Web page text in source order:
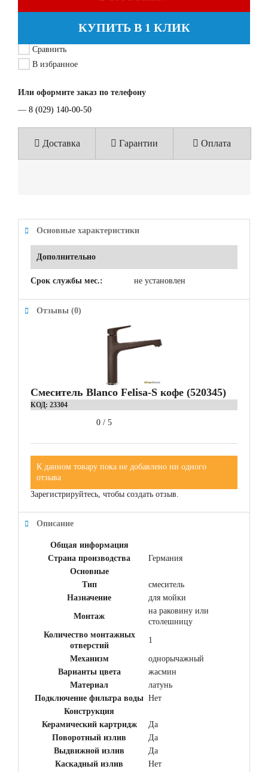
КУПИТЬ В 1 КЛИК
Сравнить
В избранное
Или оформите заказ по телефону
— 8 (029) 140-00-50
Доставка Гарантии Оплата
Основные характеристики
Дополнительно
Срок службы мес.: не установлен
Отзывы (0)
Смеситель Blanco Felisa-S кофе (520345)
КОД: 23304
0 / 5
К данном товару пока не добавлено ни одного
отзыва
Зарегистрируйтесь, чтобы создать отзыв.
Описание
Общая информация
Страна производства
Германия
Основные
Тип
смеситель
Назначение
для мойки
Монтаж
на раковину или
столешницу
Количество монтажных
отверстий
1
Механизм
однорычажный
Варианты цвета
жасмин
Материал
латунь
Подключение фильтра воды Нет
Конструкция
Керамический картридж
Да
Поворотный излив
Да
Выдвижной излив
Да
Каскадный излив
Нет